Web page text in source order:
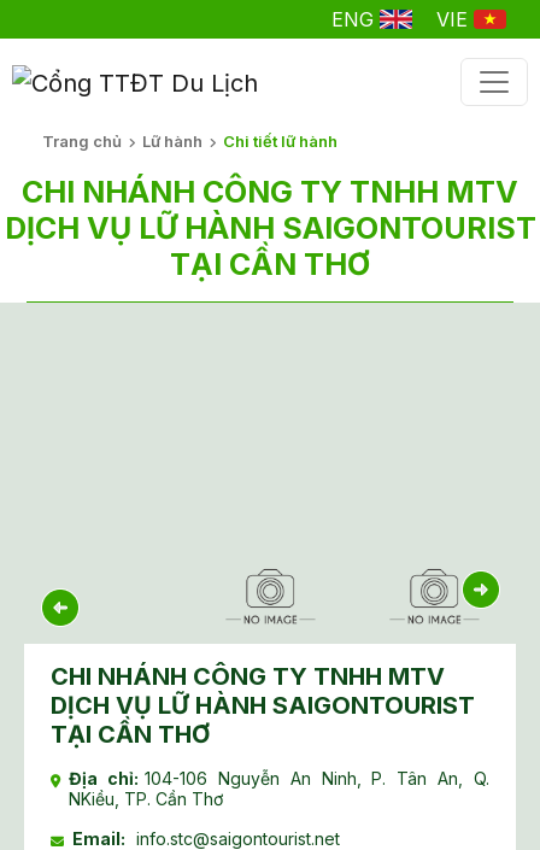
ENG VIE
Trang chủ Lữ hành Chi tiết lữ hành
CHI NHÁNH CÔNG TY TNHH MTV
DỊCH VỤ LỮ HÀNH SAIGONTOURIST
TẠI CẦN THƠ
CHI NHÁNH CÔNG TY TNHH MTV
DỊCH VỤ LỮ HÀNH SAIGONTOURIST
TẠI CẦN THƠ
Địa chỉ: 104-106 Nguyễn An Ninh, P. Tân An, Q.
NKiều, TP. Cần Thơ
Email: info.stc@saigontourist.net